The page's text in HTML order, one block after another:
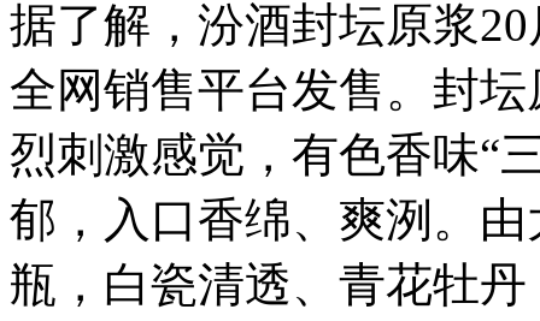
据了解，汾酒封坛原浆
全网销售平台发售。封
烈刺激感觉，有色香味“
郁，入口香绵、爽洌。
瓶，白瓷清透、青花牡